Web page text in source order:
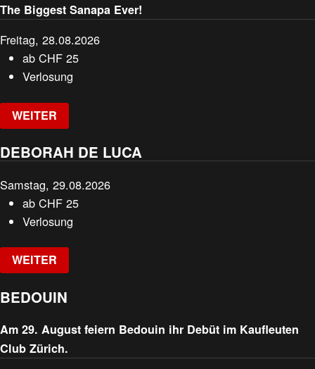
The Biggest Sanapa Ever!
Freitag, 28.08.2026
abCHF 25
Verlosung
WEITER
DEBORAH DE LUCA
Samstag, 29.08.2026
abCHF 25
Verlosung
WEITER
BEDOUIN
Am 29. August feiern Bedouin ihr Debüt im Kaufleuten
Club Zürich.